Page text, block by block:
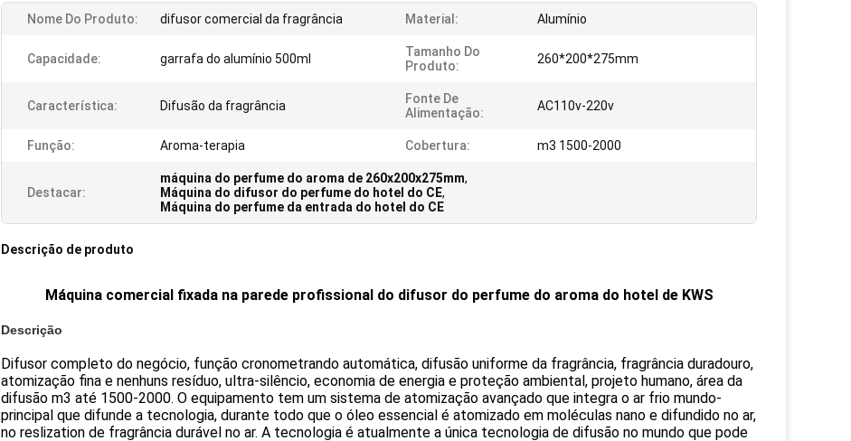
Nome Do Produto: difusor comercial da fragrância Material: Alumínio
Capacidade: garrafa do alumínio 500ml
Tamanho Do
Produto:
260*200*275mm
Característica: Difusão da fragrância
Fonte De
Alimentação:
AC110v-220v
Função: Aroma-terapia Cobertura: m3 1500-2000
Destacar:
máquina do perfume do aroma de 260x200x275mm,
Máquina do difusor do perfume do hotel do CE,
Máquina do perfume da entrada do hotel do CE
Descrição de produto
Máquina comercial fixada na parede profissional do difusor do perfume do aroma do hotel de KWS
Descrição
Difusor completo do negócio, função cronometrando automática, difusão uniforme da fragrância, fragrância duradouro,
atomização fina e nenhuns resíduo, ultra-silêncio, economia de energia e proteção ambiental, projeto humano, área da
difusão m3 até 1500-2000. O equipamento tem um sistema de atomização avançado que integra o ar frio mundo-
principal que difunde a tecnologia, durante todo que o óleo essencial é atomizado em moléculas nano e difundido no ar,
no reslization de fragrância durável no ar. A tecnologia é atualmente a única tecnologia de difusão no mundo que pode